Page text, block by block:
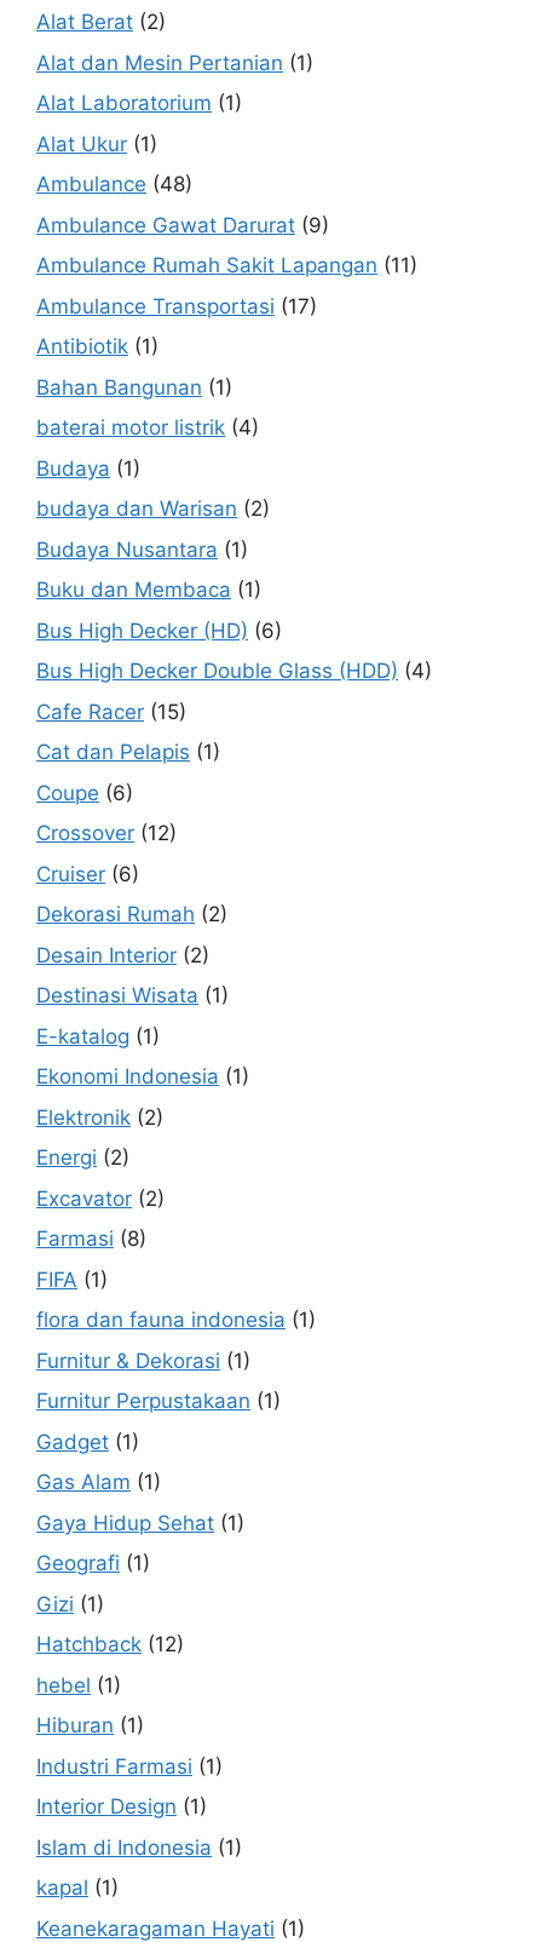
Alat Berat (2)
Alat dan Mesin Pertanian (1)
Alat Laboratorium (1)
Alat Ukur (1)
Ambulance (48)
Ambulance Gawat Darurat (9)
Ambulance Rumah Sakit Lapangan (11)
Ambulance Transportasi (17)
Antibiotik (1)
Bahan Bangunan (1)
baterai motor listrik (4)
Budaya (1)
budaya dan Warisan (2)
Budaya Nusantara (1)
Buku dan Membaca (1)
Bus High Decker (HD) (6)
Bus High Decker Double Glass (HDD) (4)
Cafe Racer (15)
Cat dan Pelapis (1)
Coupe (6)
Crossover (12)
Cruiser (6)
Dekorasi Rumah (2)
Desain Interior (2)
Destinasi Wisata (1)
E-katalog (1)
Ekonomi Indonesia (1)
Elektronik (2)
Energi (2)
Excavator (2)
Farmasi (8)
FIFA (1)
flora dan fauna indonesia (1)
Furnitur & Dekorasi (1)
Furnitur Perpustakaan (1)
Gadget (1)
Gas Alam (1)
Gaya Hidup Sehat (1)
Geografi (1)
Gizi (1)
Hatchback (12)
hebel (1)
Hiburan (1)
Industri Farmasi (1)
Interior Design (1)
Islam di Indonesia (1)
kapal (1)
Keanekaragaman Hayati (1)